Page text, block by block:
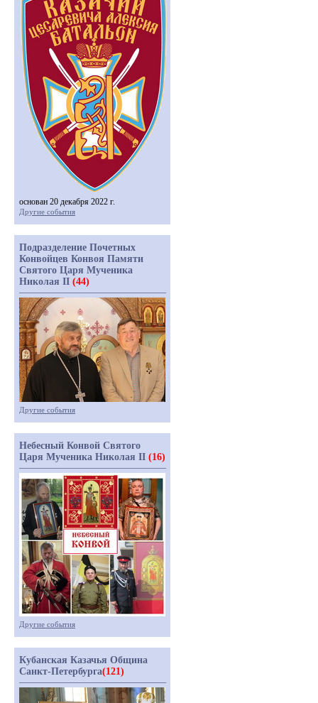
основан 20 декабря 2022 г.
Другие события
Подразделение Почетных
Конвойцев Конвоя Памяти
Святого Царя Мученика
Николая II (44)
Другие события
Небесный Конвой Святого
Царя Мученика Николая II (16)
Другие события
Кубанская Казачья Община
Санкт-Петербурга(121)